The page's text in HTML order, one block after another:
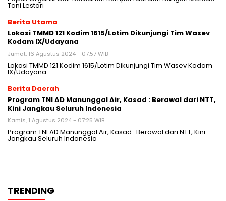
Tani Lestari
Berita Utama
Lokasi TMMD 121 Kodim 1615/Lotim Dikunjungi Tim Wasev
Kodam IX/Udayana
Jumat, 16 Agustus 2024 - 07:57 WIB
Lokasi TMMD 121 Kodim 1615/Lotim Dikunjungi Tim Wasev Kodam
IX/Udayana
Berita Daerah
Program TNI AD Manunggal Air, Kasad : Berawal dari NTT,
Kini Jangkau Seluruh Indonesia
Kamis, 1 Agustus 2024 - 07:25 WIB
Program TNI AD Manunggal Air, Kasad : Berawal dari NTT, Kini
Jangkau Seluruh Indonesia
TRENDING